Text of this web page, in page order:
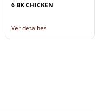
6 BK CHICKEN
Ver detalhes